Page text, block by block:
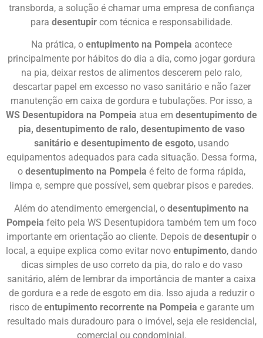
transborda, a solução é chamar uma empresa de confiança
para desentupir com técnica e responsabilidade.
Na prática, o entupimento na Pompeia acontece
principalmente por hábitos do dia a dia, como jogar gordura
na pia, deixar restos de alimentos descerem pelo ralo,
descartar papel em excesso no vaso sanitário e não fazer
manutenção em caixa de gordura e tubulações. Por isso, a
WS Desentupidora na Pompeia atua em desentupimento de
pia, desentupimento de ralo, desentupimento de vaso
sanitário e desentupimento de esgoto, usando
equipamentos adequados para cada situação. Dessa forma,
o desentupimento na Pompeia é feito de forma rápida,
limpa e, sempre que possível, sem quebrar pisos e paredes.
Além do atendimento emergencial, o desentupimento na
Pompeia feito pela WS Desentupidora também tem um foco
importante em orientação ao cliente. Depois de desentupir o
local, a equipe explica como evitar novo entupimento, dando
dicas simples de uso correto da pia, do ralo e do vaso
sanitário, além de lembrar da importância de manter a caixa
de gordura e a rede de esgoto em dia. Isso ajuda a reduzir o
risco de entupimento recorrente na Pompeia e garante um
resultado mais duradouro para o imóvel, seja ele residencial,
comercial ou condominial.